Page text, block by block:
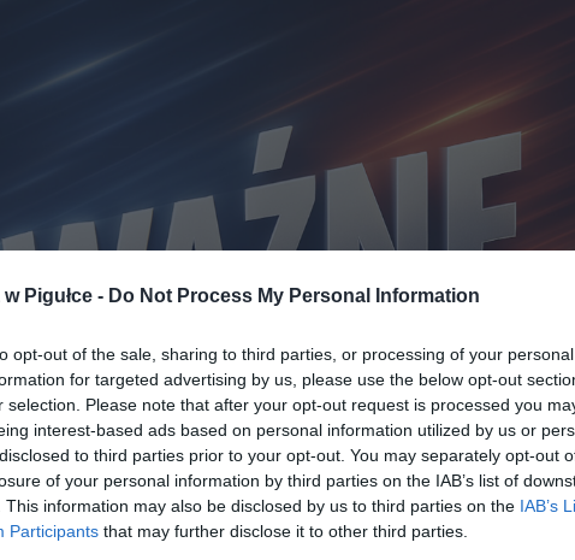
Pigułce - Do Not Process My Personal Information
opt-out of the sale, sharing to third parties, or processing of your
for targeted advertising by us, please use the below opt-out
selection. Please note that after your opt-out request is processed you
interest-based ads based on personal information utilized by us or
to third parties prior to your opt-out. You may separately opt-out
of your personal information by third parties on the IAB’s list of
This information may also be disclosed by us to third parties on the IAB’s
Participants that may further disclose it to other third parties.
Fot. Warszawa w Pigułce